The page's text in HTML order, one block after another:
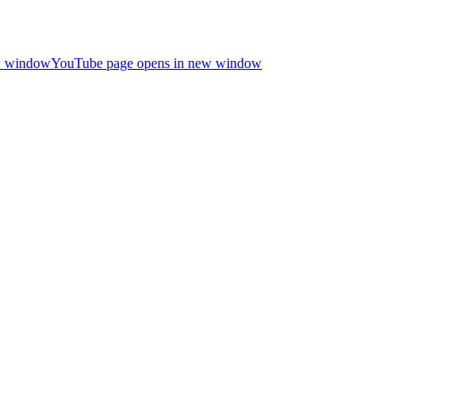
windowYouTube page opens in new window